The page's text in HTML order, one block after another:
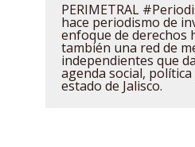
PERIMETRAL
hace periodismo de
enfoque de derechos
también una red de
independientes que
agenda social,
estado de Jalisco.